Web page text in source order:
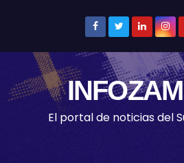
El portal de noticias del